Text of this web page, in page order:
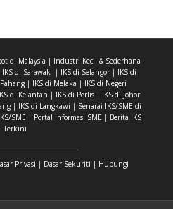
di Malaysia | Industri Kecil & Sederhana
IKS di Sarawak| IKS di Selangor| IKS di
| IKS di Melaka | IKS di Negeri
di Kelantan | IKS di Perlis| IKS di Johor
| IKS di Langkawi | Senarai IKS/SME di
SME | Portal Informasi SME | Berita IKS
Terkini
Privasi | Dasar Sekuriti | Hubungi